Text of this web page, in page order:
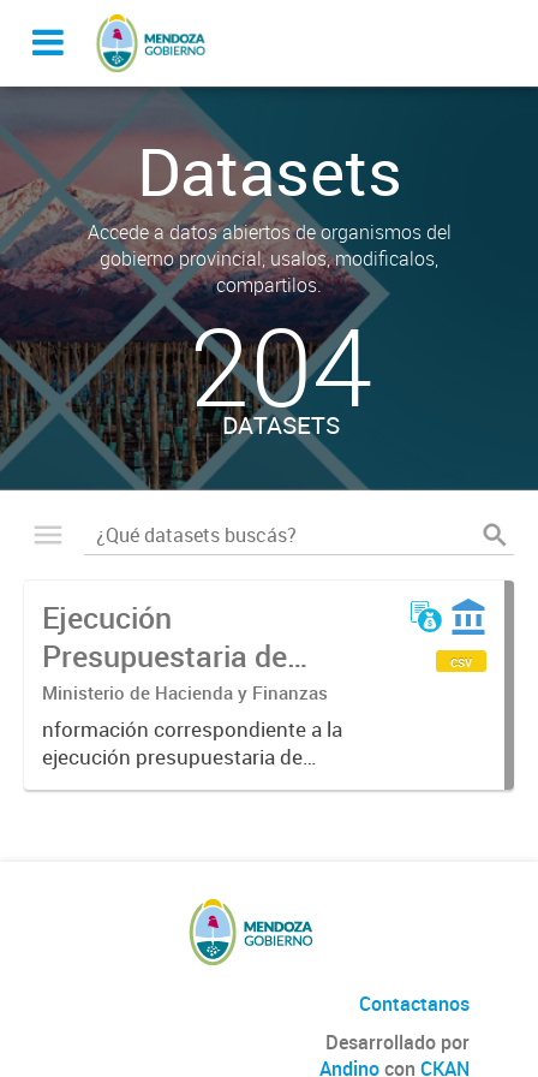
Datasets
Accede a datos abiertos de organismos del
gobierno provincial, usalos, modificalos,
compartilos.
204
DATASETS
Ejecución
Presupuestaria de
Recursos de la
Administración Pública
Provincial 2018
Ministerio de Hacienda y Finanzas
nformación correspondiente a la
ejecución presupuestaria de
recursos del gobierno de la
csv
Contactanos
Desarrollado por
Andinocon CKAN